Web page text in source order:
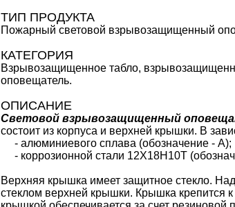
ТИП ПРОДУКТА
Пожарный световой взрывозащищенный
КАТЕГОРИЯ
Взрывозащищенное табло,
оповещатель.
ОПИСАНИЕ
Световой взрывозащищенный
состоит из корпуса и верхней крышки. В
- алюминиевого сплава (обозначение - А);
- коррозионной стали 12Х18Н10Т
Верхняя крышка имеет защитное стекло.
стеклом верхней крышки. Крышка крепится